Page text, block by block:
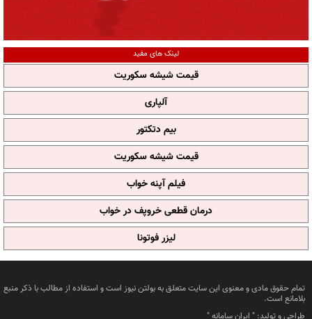
لینک های مفید
قیمت شیشه سکوریت
آلپاری
بیم دتکتور
قیمت شیشه سکوریت
فیلم آپنه خواب
درمان قطعی خروپف در خواب
لیزر فوتونا
تمام حقوق مادی و معنوی این سایت متعلق به بولتن نیوز است و استفاده از مطالب با ذکر منبع
بلامانع است.
طراحی و تولید: " ایران سامانه"